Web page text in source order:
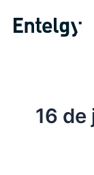
para
16